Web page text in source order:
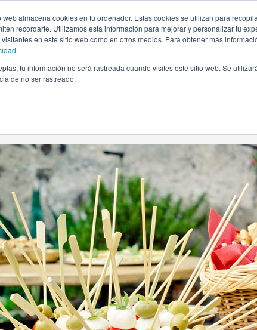
web almacena cookies en tu ordenador. Estas cookies se utilizan para
recordarte. Utilizamos esta información para mejorar y personalizar tu
en este sitio web como en otros medios. Para obtener más
.
tu información no será rastreada cuando visites este sitio web. Se
de no ser rastreado.
INICIO QUIÉNES